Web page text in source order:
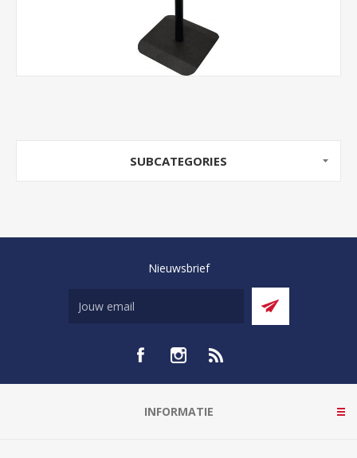
SUBCATEGORIES
Nieuwsbrief
INFORMATIE